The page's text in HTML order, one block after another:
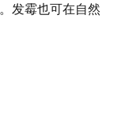
发霉也可在自然